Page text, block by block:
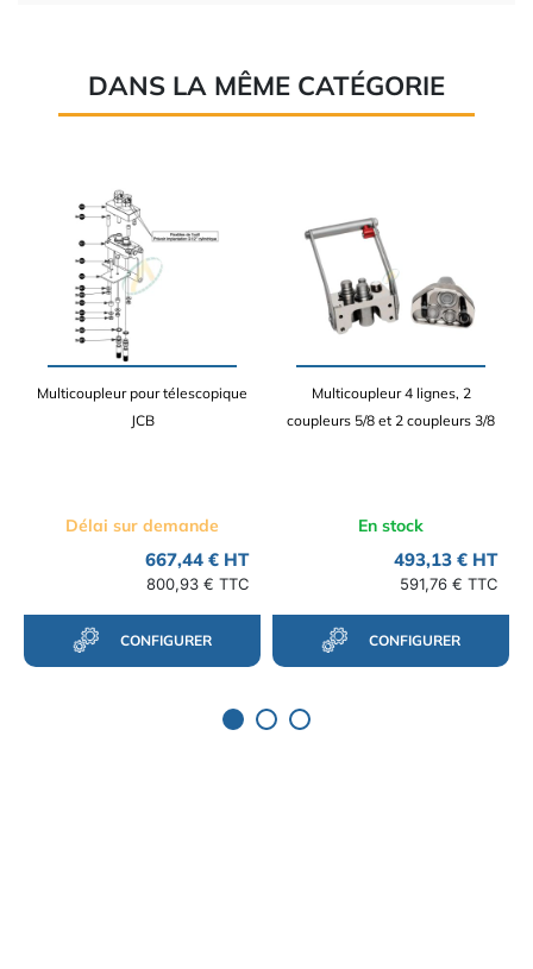
DANS LA MÊME CATÉGORIE
Multicoupleur pour télescopique
JCB
Délai sur demande
667,44 € HT
800,93 € TTC
CONFIGURER
Multicoupleur 4 lignes, 2
coupleurs 5/8 et 2 coupleurs 3/8
En stock
493,13 € HT
591,76 € TTC
CONFIGURER